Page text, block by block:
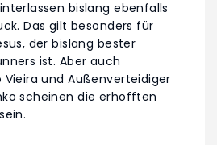
bislang ebenfalls
Das gilt besonders für
der bislang bester
ist. Aber auch
Vieira und Außenverteidiger
scheinen die erhofften